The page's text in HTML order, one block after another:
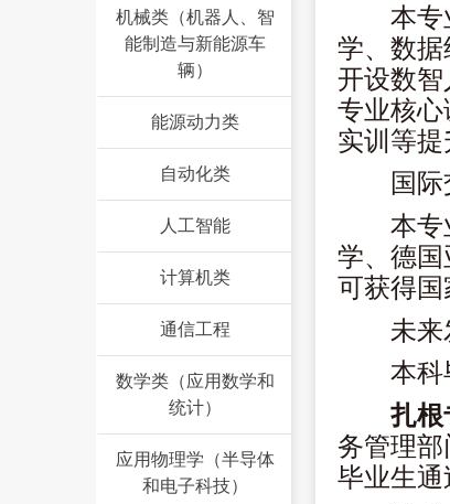
机械类（机器人、智
能制造与新能源车
辆）
能源动力类
自动化类
人工智能
计算机类
通信工程
数学类（应用数学和
统计）
应用物理学（半导体
和电子科技）
本专
学、数
开设数
专业核
实训等提
国
本专
学、德
可获得国
未来
本科
扎根
务管理
毕业生通